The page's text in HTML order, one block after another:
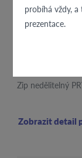
probíhá vždy,
prezentace.
Zobrazit detail